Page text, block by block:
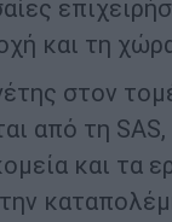
και τη
στον
από τη
και τα